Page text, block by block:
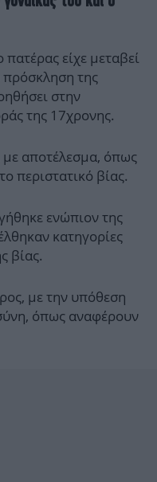
είχε μεταβεί
πρόσκληση της
στην
της 17χρονης.
αποτέλεσμα, όπως
περιστατικό βίας.
ενώπιον της
κατηγορίες
βίας.
με την υπόθεση
όπως αναφέρουν